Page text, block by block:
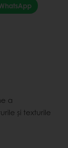
a
şi texturile